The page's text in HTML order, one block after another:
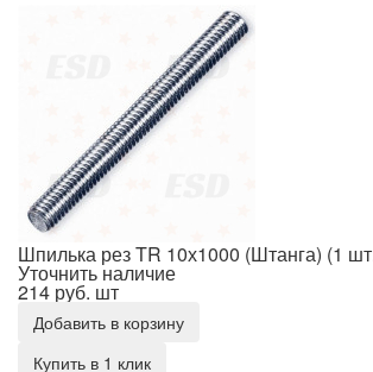
Шпилька рез TR 10х1000 (Штанга) (1
Уточнить наличие
214 руб. шт
Добавить в корзину
Купить в 1 клик